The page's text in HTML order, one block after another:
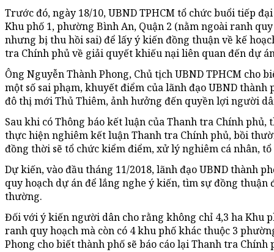
Trước đó, ngày 18/10, UBND TPHCM tổ chức buổi tiếp
Khu phố 1, phường Bình An, Quận 2 (nằm ngoài ranh
nhưng bị thu hồi sai) để lấy ý kiến đồng thuận về kế
tra Chính phủ về giải quyết khiếu nại liên quan đến dự
Ông Nguyễn Thành Phong, Chủ tịch UBND TPHCM cho
một số sai phạm, khuyết điểm của lãnh đạo UBND
đô thị mới Thủ Thiêm, ảnh hưởng đến quyền lợi người
Sau khi có Thông báo kết luận của Thanh tra Chính
thực hiện nghiêm kết luận Thanh tra Chính phủ, bồi
đồng thời sẽ tổ chức kiểm điểm, xử lý nghiêm cá nhân, tổ
Dự kiến, vào đầu tháng 11/2018, lãnh đạo UBND thành
quy hoạch dự án để lắng nghe ý kiến, tìm sự đồng thuận
thường.
Đối với ý kiến người dân cho rằng không chỉ 4,3 ha Khu
ranh quy hoạch mà còn có 4 khu phố khác thuộc 3
Phong cho biết thành phố sẽ báo cáo lại Thanh tra Chính